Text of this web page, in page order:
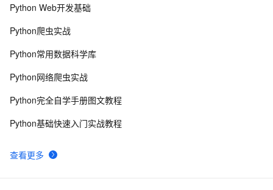
8 实时计算 Flink SQL 核心功能解密
10如何轮播 DataV 大屏
查看更多
Python Web开发基础
Python爬虫实战
Python常用数据科学库
Python网络爬虫实战
Python完全自学手册图文教程
Python基础快速入门实战教程